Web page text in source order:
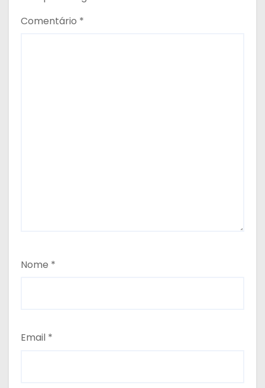
Comentário *
Nome *
Email *